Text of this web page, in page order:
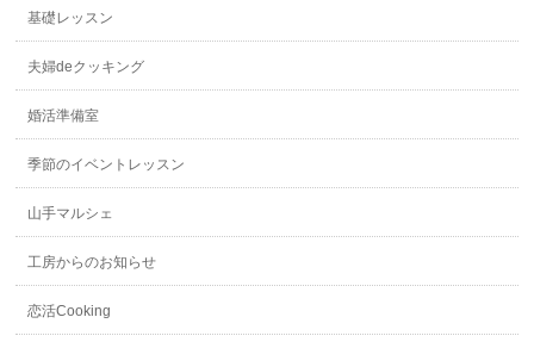
基礎レッスン
夫婦deクッキング
婚活準備室
季節のイベントレッスン
山手マルシェ
工房からのお知らせ
恋活Cooking